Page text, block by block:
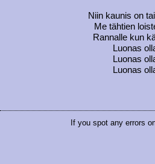
Niin kaunis on
Me tähtien
Rannalle kun
Luonas
Luonas
Luonas
If you spot any errors